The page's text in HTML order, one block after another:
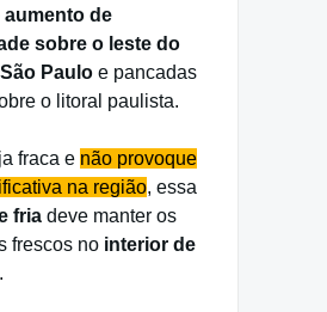
aumento de
sobre o leste do
Paulo e pancadas
o litoral paulista.
fraca e não provoque
na região, essa
fria deve manter os
frescos no interior de
.